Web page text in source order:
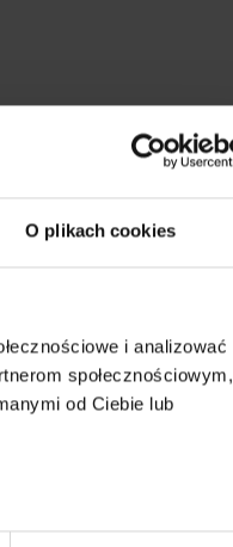
O plikach cookies
i analizować
społecznościowym,
od Ciebie lub